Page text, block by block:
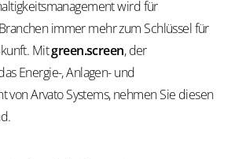
wird für
immer mehr zum Schlüssel für
Mitgreen.screen, der
Energie-, Anlagen- und
von Arvato Systems, nehmen Sie diesen